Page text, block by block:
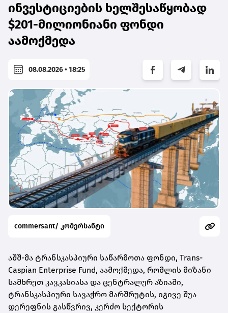
ინვესტიციების ხელშესაწყობად
$201-მილიონიანი ფონდი
აამოქმედა
08.08.2026 • 18:25
commersant/ კომერსანტი
აშშ-მა ტრანსკასპიური საწარმოთა ფონდი, Trans-
Caspian Enterprise Fund, აამოქმედა, რომლის მიზანი
სამხრეთ კავკასიასა და ცენტრალურ აზიაში,
ტრანსკასპიური სავაჭრო მარშრუტის, იგივე შუა
დერეფნის გასწვრივ, კერძო სექტორის